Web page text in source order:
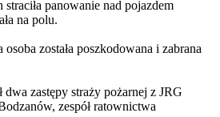
panowanie nad pojazdem
na polu.
została poszkodowana i zabrana
dwa zastępy straży pożarnej z JRG
zespół ratownictwa